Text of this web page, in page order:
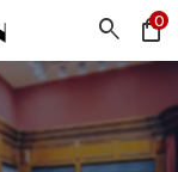
search shopping_bag
0